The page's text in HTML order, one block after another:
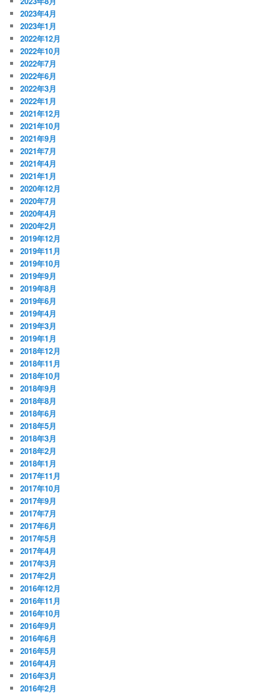
2023年4月
2023年1月
2022年12月
2022年10月
2022年7月
2022年6月
2022年3月
2022年1月
2021年12月
2021年10月
2021年9月
2021年7月
2021年4月
2021年1月
2020年12月
2020年7月
2020年4月
2020年2月
2019年12月
2019年11月
2019年10月
2019年9月
2019年8月
2019年6月
2019年4月
2019年3月
2019年1月
2018年12月
2018年11月
2018年10月
2018年9月
2018年8月
2018年6月
2018年5月
2018年3月
2018年2月
2018年1月
2017年11月
2017年10月
2017年9月
2017年7月
2017年6月
2017年5月
2017年4月
2017年3月
2017年2月
2016年12月
2016年11月
2016年10月
2016年9月
2016年6月
2016年5月
2016年4月
2016年3月
2016年2月